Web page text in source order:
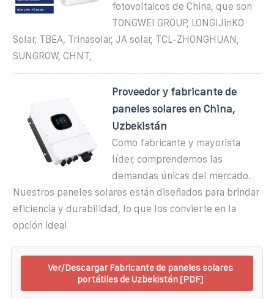
fotovoltaicos de China, que son
TONGWEI GROUP, LONGIJinKO
Solar, TBEA, Trinasolar, JA solar, TCL-ZHONGHUAN,
SUNGROW, CHNT,
Proveedor y fabricante de
paneles solares en China,
Uzbekistán
Como fabricante y mayorista
líder, comprendemos las
demandas únicas del mercado.
Nuestros paneles solares están diseñados para brindar
eficiencia y durabilidad, lo que los convierte en la
opción ideal
Ver/Descargar Fabricante de paneles solares
portátiles de Uzbekistán [PDF]